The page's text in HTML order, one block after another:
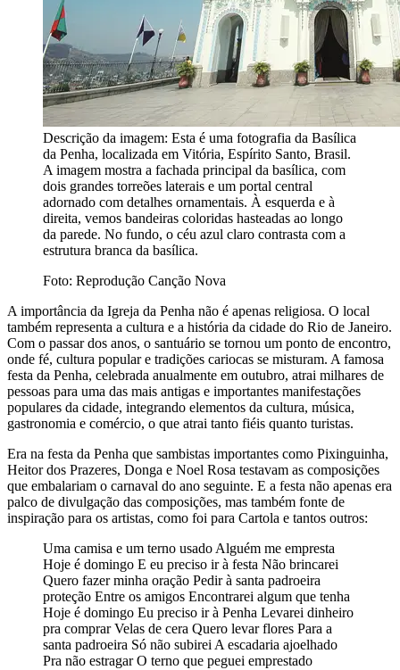
Descrição da imagem: Esta é uma fotografia da Basílica
da Penha, localizada em Vitória, Espírito Santo, Brasil.
A imagem mostra a fachada principal da basílica, com
dois grandes torreões laterais e um portal central
adornado com detalhes ornamentais. À esquerda e à
direita, vemos bandeiras coloridas hasteadas ao longo
da parede. No fundo, o céu azul claro contrasta com a
estrutura branca da basílica.
Foto: Reprodução Canção Nova
A importância da Igreja da Penha não é apenas religiosa. O local
também representa a cultura e a história da cidade do Rio de Janeiro.
Com o passar dos anos, o santuário se tornou um ponto de encontro,
onde fé, cultura popular e tradições cariocas se misturam. A famosa
festa da Penha, celebrada anualmente em outubro, atrai milhares de
pessoas para uma das mais antigas e importantes manifestações
populares da cidade, integrando elementos da cultura, música,
gastronomia e comércio, o que atrai tanto fiéis quanto turistas.
Era na festa da Penha que sambistas importantes como Pixinguinha,
Heitor dos Prazeres, Donga e Noel Rosa testavam as composições
que embalariam o carnaval do ano seguinte. E a festa não apenas era
palco de divulgação das composições, mas também fonte de
inspiração para os artistas, como foi para Cartola e tantos outros:
Uma camisa e um terno usado Alguém me empresta
Hoje é domingo E eu preciso ir à festa Não brincarei
Quero fazer minha oração Pedir à santa padroeira
proteção Entre os amigos Encontrarei algum que tenha
Hoje é domingo Eu preciso ir à Penha Levarei dinheiro
pra comprar Velas de cera Quero levar flores Para a
santa padroeira Só não subirei A escadaria ajoelhado
Pra não estragar O terno que peguei emprestado